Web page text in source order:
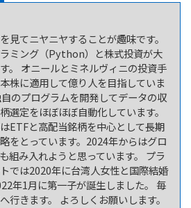
見てニヤニヤすることが趣味です。
ミング（Python）と株式投資が大
。 オニールとミネルヴィニの投資手
株に適用して億り人を目指していま
自のプログラムを開発してデータの収
選定をほぼほぼ自動化しています。
ETFと高配当銘柄を中心として長期
をとっています。2024年からはグロ
組み入れようと思っています。 プラ
では2020年に台湾人女性と国際結婚
年1月に第一子が誕生しました。 毎
行きます。 よろしくお願いします。